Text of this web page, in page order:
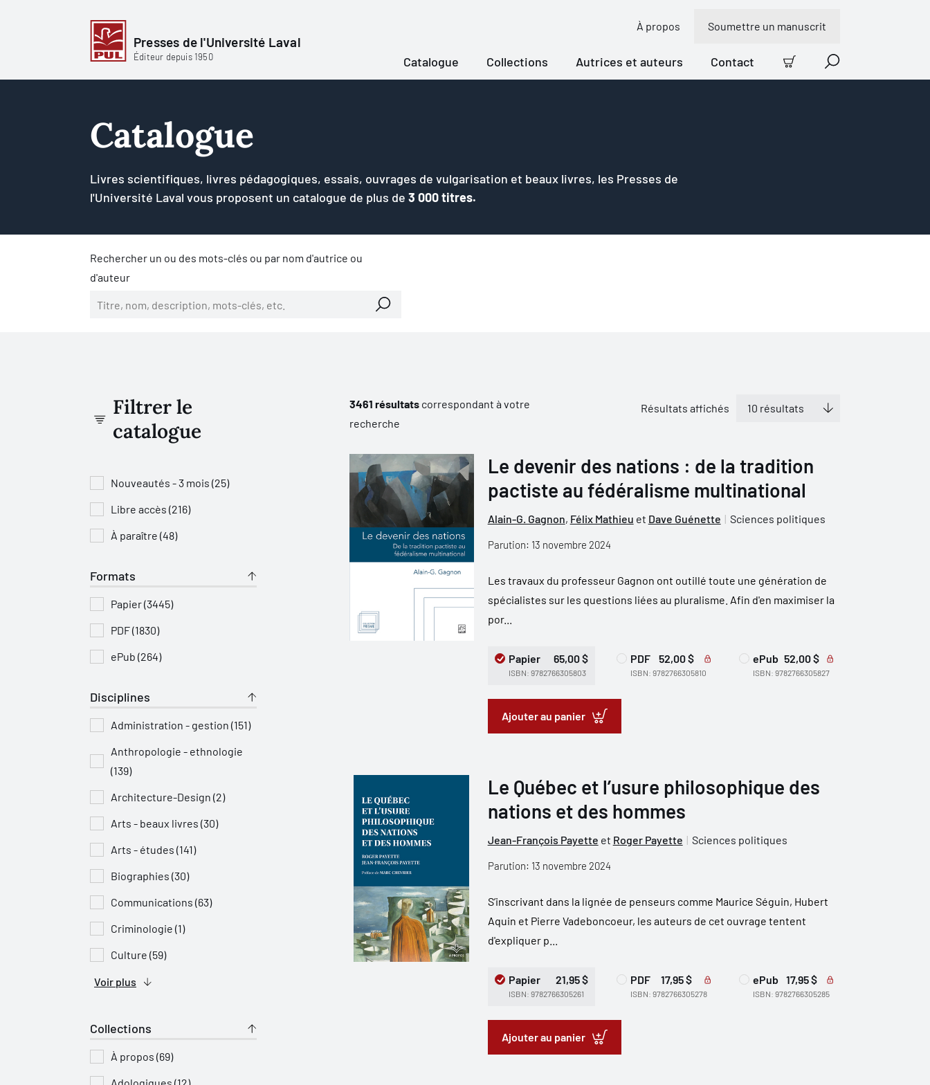
Presses de l'Université Laval
Éditeur depuis 1950
À propos Soumettre un manuscrit
Catalogue Collections Autrices et auteurs Contact
Panier Recherche
Catalogue
Livres scientifiques, livres pédagogiques, essais, ouvrages de vulgarisation et beaux livres, les Presses de
l'Université Laval vous proposent un catalogue de plus de 3 000 titres.
Rechercher un ou des mots-clés ou par nom d'autrice ou
d'auteur
Filtrer le
catalogue
Nouveautés - 3 mois (25)
Libre accès (216)
À paraître (48)
Formats
Papier (3445)
PDF (1830)
ePub (264)
Disciplines
Administration - gestion (151)
Anthropologie - ethnologie
(139)
Architecture-Design (2)
Arts - beaux livres (30)
Arts - études (141)
Biographies (30)
Communications (63)
Criminologie (1)
Culture (59)
Voir plus
Collections
À propos (69)
3461 résultatscorrespondant à votre
recherche
Résultats affichés
Le devenir des nations : de la tradition
pactiste au fédéralisme multinational
Alain-G. Gagnon, Félix Mathieu et Dave Guénette Sciences politiques
Parution: 13 novembre 2024
Les travaux du professeur Gagnon ont outillé toute une génération de
spécialistes sur les questions liées au pluralisme. Afin d'en maximiser la
por...
Papier 65,00 $
ISBN: 9782766305803
PDF 52,00 $
ISBN: 9782766305810
ePub 52,00 $
ISBN: 9782766305827
Ajouter au panier
Le Québec et l’usure philosophique des
nations et des hommes
Jean-François Payette et Roger Payette Sciences politiques
Parution: 13 novembre 2024
S’inscrivant dans la lignée de penseurs comme Maurice Séguin, Hubert
Aquin et Pierre Vadeboncoeur, les auteurs de cet ouvrage tentent
d'expliquer p...
Papier 21,95 $
ISBN: 9782766305261
PDF 17,95 $
ISBN: 9782766305278
ePub 17,95 $
ISBN: 9782766305285
Ajouter au panier